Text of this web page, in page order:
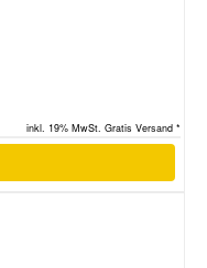
inkl. 19% MwSt. Gratis Versand *